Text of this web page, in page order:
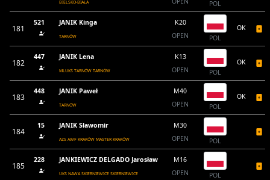
BIELSKO-BIAŁA POL
181
521 JANIK Kinga
TARNÓW
K20
OPEN
POL
OK
182
447 JANIK Lena
MLUKS TARNÓW TARNÓW
K13
OPEN
POL
OK
183
448 JANIK Paweł
TARNÓW
M40
OPEN
POL
OK
184
15 JANIK Sławomir
AZS AWF KRAKÓW MASTER KRAKÓW
M30
OPEN
POL
185
228 JANKIEWICZ DELGADO Jarosław
UKS NAWA SKIERNIEWICE SKIERNIEWICE
M16
OPEN
POL